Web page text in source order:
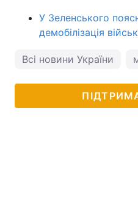
У Зеленського
демобілізація
Всі новини України